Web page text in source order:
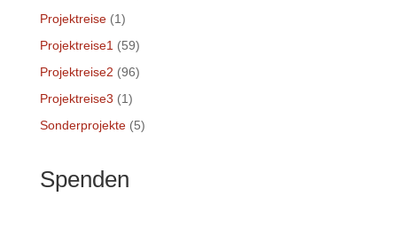
Projektreise(1)
Projektreise1 (59)
Projektreise2 (96)
Projektreise3 (1)
Sonderprojekte(5)
Spenden